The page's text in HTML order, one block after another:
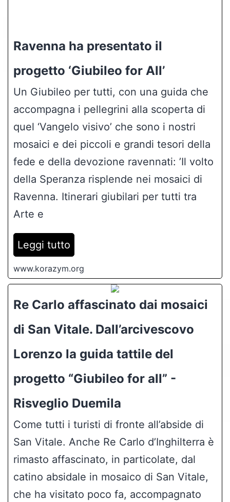
accompagna i pellegrini alla scoperta di
mosaici e dei piccoli e grandi tesori della
fede e della devozione ravennati: ’Il volto
della Speranza risplende nei mosaici di
Ravenna. Itinerari giubilari per tutti tra
Arte e
Leggi tutto
www.korazym.org
Re Carlo affascinato dai mosaici
di San Vitale. Dall’arcivescovo
Lorenzo la guida tattile del
progetto “Giubileo for all” -
Risveglio Duemila
Come tutti i turisti di fronte all’abside di
San Vitale. Anche Re Carlo d’Inghilterra è
catino absidale in mosaico di San Vitale,
che ha visitato poco fa, accompagnato
dall’arcivescovo, monsignor Lorenzo
Ghizzoni, dal direttore dell’Ufficio Beni
Culturali, don Lorenzo Rossini, dal
direttore dell’Opera di Religione Andrea